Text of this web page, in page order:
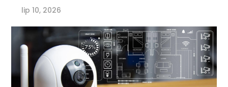
lip 10, 2026